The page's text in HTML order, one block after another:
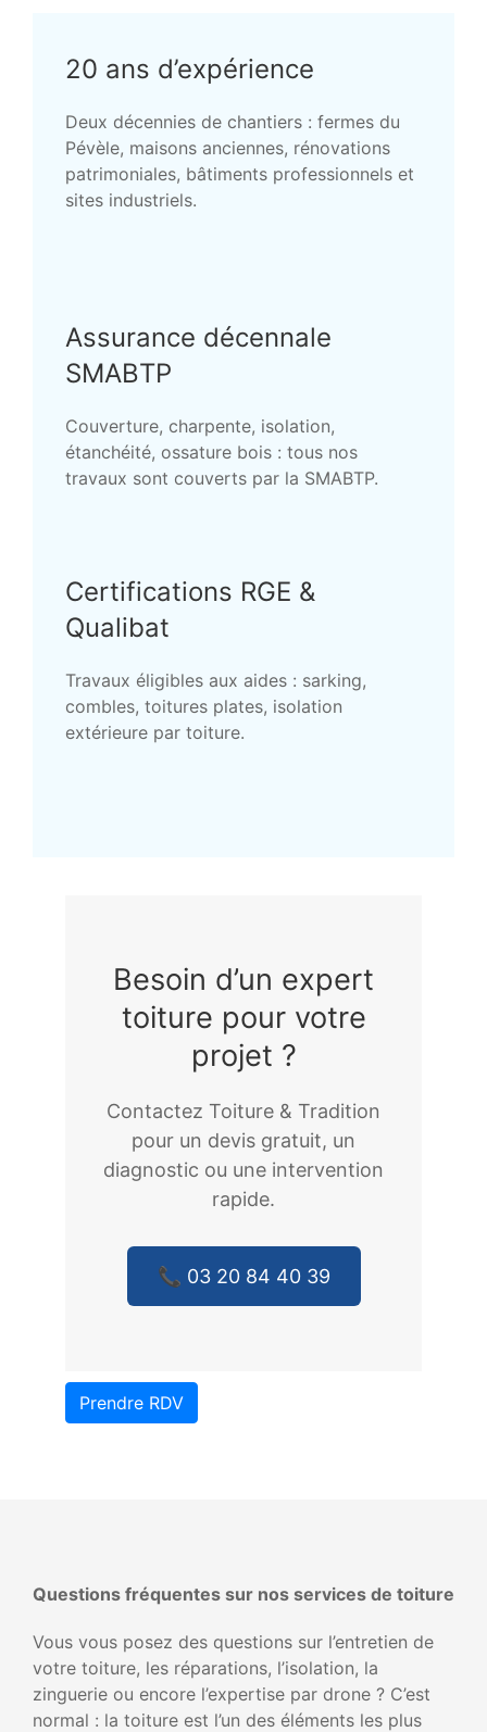
20 ans d’expérience
Deux décennies de chantiers : fermes du
Pévèle, maisons anciennes, rénovations
patrimoniales, bâtiments professionnels et
sites industriels.
Assurance décennale
SMABTP
Couverture, charpente, isolation,
étanchéité, ossature bois : tous nos
travaux sont couverts par la SMABTP.
Certifications RGE &
Qualibat
Travaux éligibles aux aides : sarking,
combles, toitures plates, isolation
extérieure par toiture.
Besoin d’un expert
toiture pour votre
projet ?
Contactez Toiture & Tradition
pour un devis gratuit, un
diagnostic ou une intervention
rapide.
📞 03 20 84 40 39
Prendre RDV
Questions fréquentes sur nos services de toiture
Vous vous posez des questions sur l’entretien de
votre toiture, les réparations, l’isolation, la
zinguerie ou encore l’expertise par drone ? C’est
normal : la toiture est l’un des éléments les plus